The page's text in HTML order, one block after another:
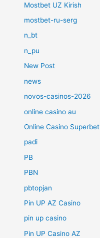
Mostbet UZ Kirish
mostbet-ru-serg
n_bt
n_pu
New Post
news
novos-casinos-2026
online casino au
Online Casino Superbet
padi
PB
PBN
pbtopjan
Pin UP AZ Casino
pin up casino
Pin UP Casino AZ